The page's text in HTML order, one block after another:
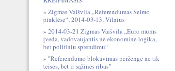
Zigmas Vaišvila „Referendumas Seimo
pinklėse“, 2014-03-13, Vilnius
2014-03-21 Zigmas Vaišvila „Euro mums
įveda, vadovaujantis ne ekonomine logika,
bet politiniu sprendimu“
"Referendumo blokavimas peržengė ne tik
teisės, bet ir sąžinės ribas"